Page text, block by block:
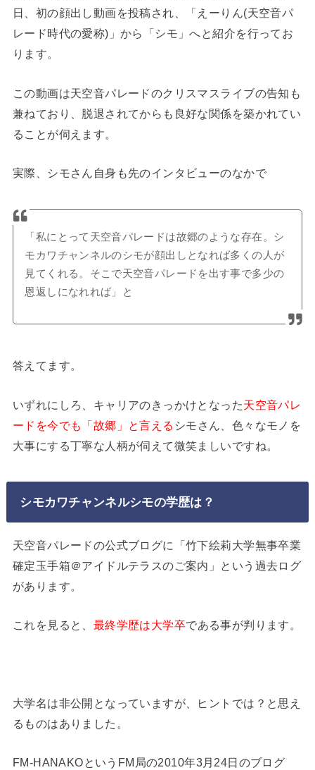
日、初の顔出し動画を投稿され、「えーりん(天空音パ
レード時代の愛称)」から「シモ」へと紹介を行ってお
ります。
この動画は天空音パレードのクリスマスライブの告知も
兼ねており、脱退されてからも良好な関係を築かれてい
ることが伺えます。
実際、シモさん自身も先のインタビューのなかで
「私にとって天空音パレードは故郷のような存在。シ
モカワチャンネルのシモが顔出しとなれば多くの人が
見てくれる。そこで天空音パレードを出す事で多少の
恩返しになれれば」と
答えてます。
いずれにしろ、キャリアのきっかけとなった天空音パレ
ードを今でも「故郷」と言える シモさん、色々なモノを
大事にする丁寧な人柄が伺えて微笑ましいですね。
シモカワチャンネルシモの学歴は？
天空音パレードの公式ブログに「竹下絵莉大学無事卒業
確定玉手箱＠アイドルテラスのご案内」という過去ログ
があります。
これを見ると、 最終学歴は大学卒である事が判ります。
大学名は非公開となっていますが、ヒントでは？と思え
るものはありました。
FM-HANAKOというFM局の2010年3月24日のブログ